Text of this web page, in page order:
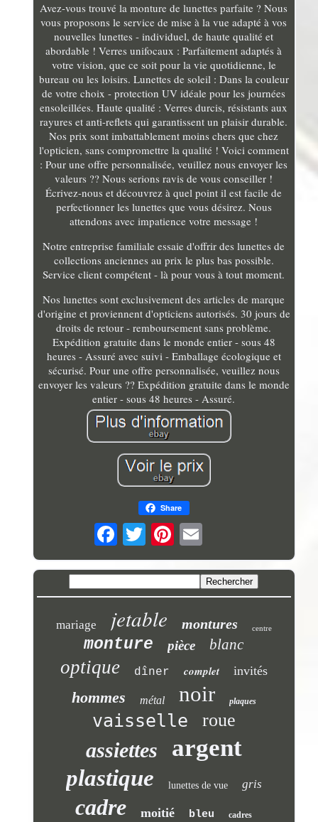
Avez-vous trouvé la monture de lunettes parfaite ? Nous
vous proposons le service de mise à la vue adapté à vos
nouvelles lunettes - individuel, de haute qualité et
abordable ! Verres unifocaux : Parfaitement adaptés à
votre vision, que ce soit pour la vie quotidienne, le
bureau ou les loisirs. Lunettes de soleil : Dans la couleur
de votre choix - protection UV idéale pour les journées
ensoleillées. Haute qualité : Verres durcis, résistants aux
rayures et anti-reflets qui garantissent un plaisir durable.
Nos prix sont imbattablement moins chers que chez
l'opticien, sans compromettre la qualité ! Voici comment
: Pour une offre personnalisée, veuillez nous envoyer les
valeurs ?? Nous serions ravis de vous conseiller !
Écrivez-nous et découvrez à quel point il est facile de
perfectionner les lunettes que vous désirez. Nous
attendons avec impatience votre message !
Notre entreprise familiale essaie d'offrir des lunettes de
collections anciennes au prix le plus bas possible.
Service client compétent - là pour vous à tout moment.
Nos lunettes sont exclusivement des articles de marque
d'origine et proviennent d'opticiens autorisés. 30 jours de
droits de retour - remboursement sans problème.
Expédition gratuite dans le monde entier - sous 48
heures - Assuré avec suivi - Emballage écologique et
sécurisé. Pour une offre personnalisée, veuillez nous
envoyer les valeurs ?? Expédition gratuite dans le monde
entier - sous 48 heures - Assuré.
Share
mariage jetable montures centre
monture pièce blanc
optique dîner complet invités
hommes métal noir plaques
vaisselle roue
assiettes argent
plastique lunettes de vue gris
cadre moitié bleu cadres